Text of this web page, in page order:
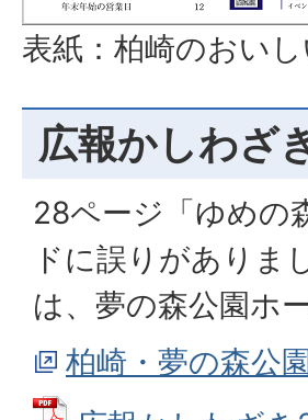
表紙：柏崎のおい
広報かしわざ
28ページ「ゆめの
ドに誤りがありま
は、夢の森公園ホ
柏崎・夢の森公